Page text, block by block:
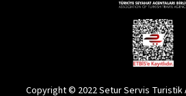
Copyright © 2022 Setur Servis Turistik